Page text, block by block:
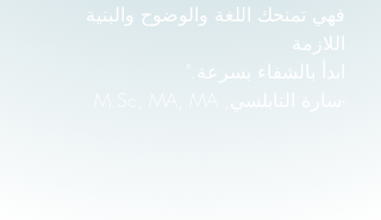
فهي تمنحك اللغة والوضوح والبنية
اللازمة
ابدأ بالشفاء بسرعة."
-سارة النابلسي, M.Sc, MA, MA